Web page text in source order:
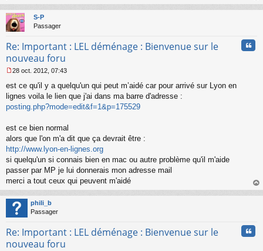
o
n
l
u
au
S-P
Passager
Re: Important : LEL déménage : Bienvenue sur le
nouveau foru
e
s
e
n
o
u
28 oct. 2012, 07:43
est ce qu'il y a quelqu'un qui peut m’aidé car pour arrivé sur Lyon en
lignes voila le lien que j'ai dans ma barre d'adresse :
posting.php?mode=edit&f=1&p=175529
est ce bien normal
alors que l'on m'a dit que ça devrait être :
http://www.lyon-en-lignes.org
si quelqu'un si connais bien en mac ou autre problème qu'il m'aide
passer par MP je lui donnerais mon adresse mail
merci a tout ceux qui peuvent m'aidé
au
phili_b
Passager
Re: Important : LEL déménage : Bienvenue sur le
nouveau foru